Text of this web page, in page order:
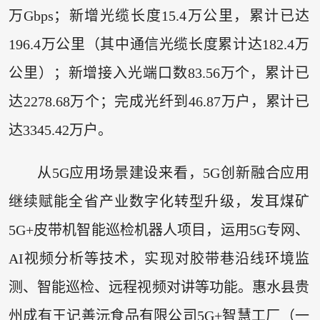
万Gbps；新增光缆长度15.4万公里，累计已达
196.4万公里（其中通信光缆长度累计达182.4万
公里）；新增接入光端口数83.56万个，累计已
达2278.68万个；完成光纤到46.87万户，累计已
达3345.42万户。
从5G应用场景建设来看，5G创新融合应用
继续赋能全省产业数字化转型升级，发耳煤矿
5G+皮带机智能巡检机器人项目，运用5G专网、
AI视频分析等技术，实现对胶带巷沿线环境监
测、智能巡检、远程视频对讲等功能。惠水县贵
州成有王记善沅食品有限公司5G+智慧工厂（一